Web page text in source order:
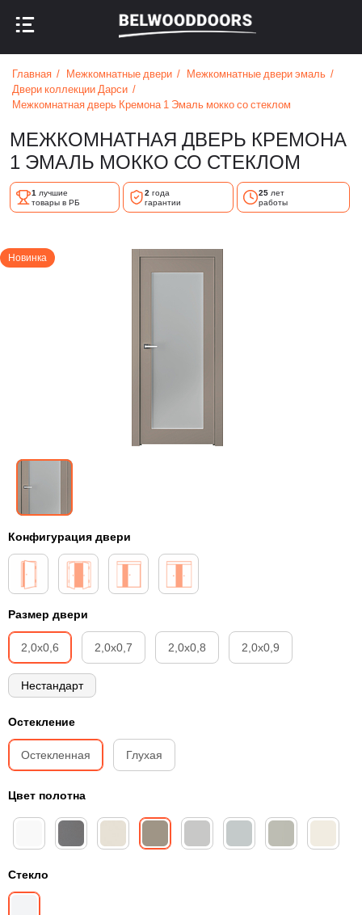
НАЗАД В МЕНЮ
НАЗАД В МЕНЮ
Главная Межкомнатные двери
Межкомнатные двери эмаль
Двери коллекции Дарси
Межкомнатная дверь Кремона 1 Эмаль мокко со стеклом
МЕЖКОМНАТНАЯ ДВЕРЬ КРЕМОНА
1 ЭМАЛЬ МОККО СО СТЕКЛОМ
1 лучшие
товары в РБ
2 года
гарантии
25лет
работы
Новинка
Конфигурация двери
Размер двери
2,0х0,6 2,0х0,7 2,0х0,8 2,0х0,9
Нестандарт
Остекление
Остекленная Глухая
Цвет полотна
Стекло